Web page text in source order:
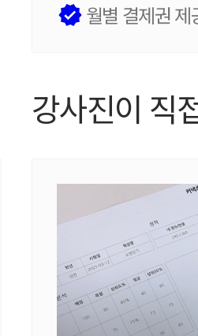
월별 결제권 제
강사진이 직